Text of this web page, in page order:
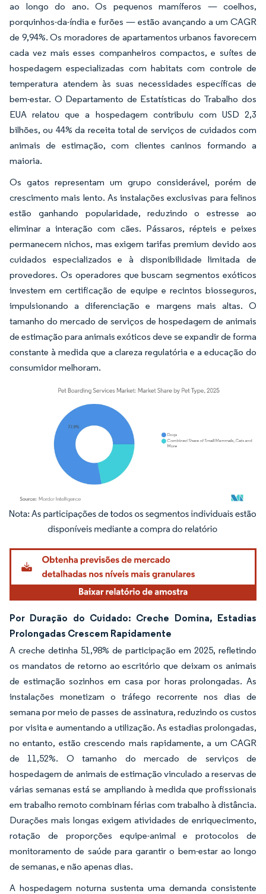
ao longo do ano. Os pequenos mamíferos — coelhos,
porquinhos-da-índia e furões — estão avançando a um CAGR
de 9,94%. Os moradores de apartamentos urbanos favorecem
cada vez mais esses companheiros compactos, e suítes de
hospedagem especializadas com habitats com controle de
temperatura atendem às suas necessidades específicas de
bem-estar. O Departamento de Estatísticas do Trabalho dos
EUA relatou que a hospedagem contribuiu com USD 2,3
bilhões, ou 44% da receita total de serviços de cuidados com
animais de estimação, com clientes caninos formando a
maioria.
Os gatos representam um grupo considerável, porém de
crescimento mais lento. As instalações exclusivas para felinos
estão ganhando popularidade, reduzindo o estresse ao
eliminar a interação com cães. Pássaros, répteis e peixes
permanecem nichos, mas exigem tarifas premium devido aos
cuidados especializados e à disponibilidade limitada de
provedores. Os operadores que buscam segmentos exóticos
investem em certificação de equipe e recintos biosseguros,
impulsionando a diferenciação e margens mais altas. O
tamanho do mercado de serviços de hospedagem de animais
de estimação para animais exóticos deve se expandir de forma
constante à medida que a clareza regulatória e a educação do
consumidor melhoram.
Imagem © Mordor Intelligence. O reuso requer atribuição conforme CC BY 4.0.
Por Duração do Cuidado: Creche Domina, Estadias
Prolongadas Crescem Rapidamente
A creche detinha 51,98% de participação em 2025, refletindo
os mandatos de retorno ao escritório que deixam os animais
de estimação sozinhos em casa por horas prolongadas. As
instalações monetizam o tráfego recorrente nos dias de
semana por meio de passes de assinatura, reduzindo os custos
por visita e aumentando a utilização. As estadias prolongadas,
no entanto, estão crescendo mais rapidamente, a um CAGR
de 11,52%. O tamanho do mercado de serviços de
hospedagem de animais de estimação vinculado a reservas de
várias semanas está se ampliando à medida que profissionais
em trabalho remoto combinam férias com trabalho à distância.
Durações mais longas exigem atividades de enriquecimento,
rotação de proporções equipe-animal e protocolos de
monitoramento de saúde para garantir o bem-estar ao longo
de semanas, e não apenas dias.
A hospedagem noturna sustenta uma demanda consistente